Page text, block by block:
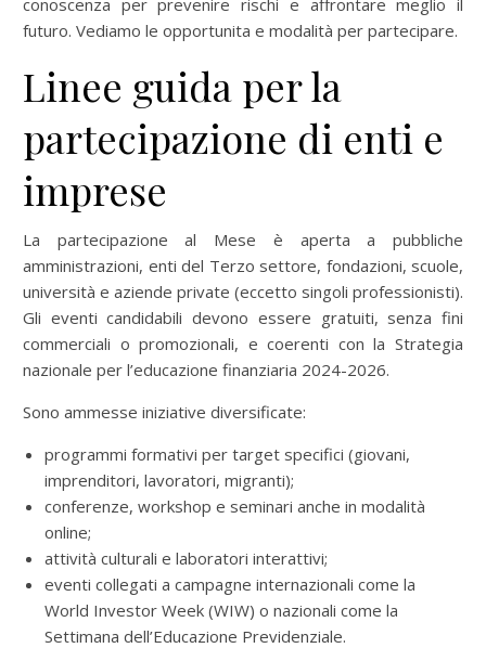
conoscenza per prevenire rischi e affrontare meglio il
futuro. Vediamo le opportunita e modalità per partecipare.
Linee guida per la
partecipazione di enti e
imprese
La partecipazione al Mese è aperta a pubbliche
amministrazioni, enti del Terzo settore, fondazioni, scuole,
università e aziende private (eccetto singoli professionisti).
Gli eventi candidabili devono essere gratuiti, senza fini
commerciali o promozionali, e coerenti con la Strategia
nazionale per l’educazione finanziaria 2024-2026.
Sono ammesse iniziative diversificate:
programmi formativi per target specifici (giovani,
imprenditori, lavoratori, migranti);
conferenze, workshop e seminari anche in modalità
online;
attività culturali e laboratori interattivi;
eventi collegati a campagne internazionali come la
World Investor Week (WIW) o nazionali come la
Settimana dell’Educazione Previdenziale.